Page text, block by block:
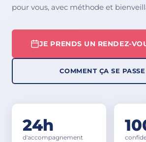
pour vous, avec méthode et
JE PRENDS UN RENDEZ-
COMMENT ÇA SE
24h
d'accompagnement